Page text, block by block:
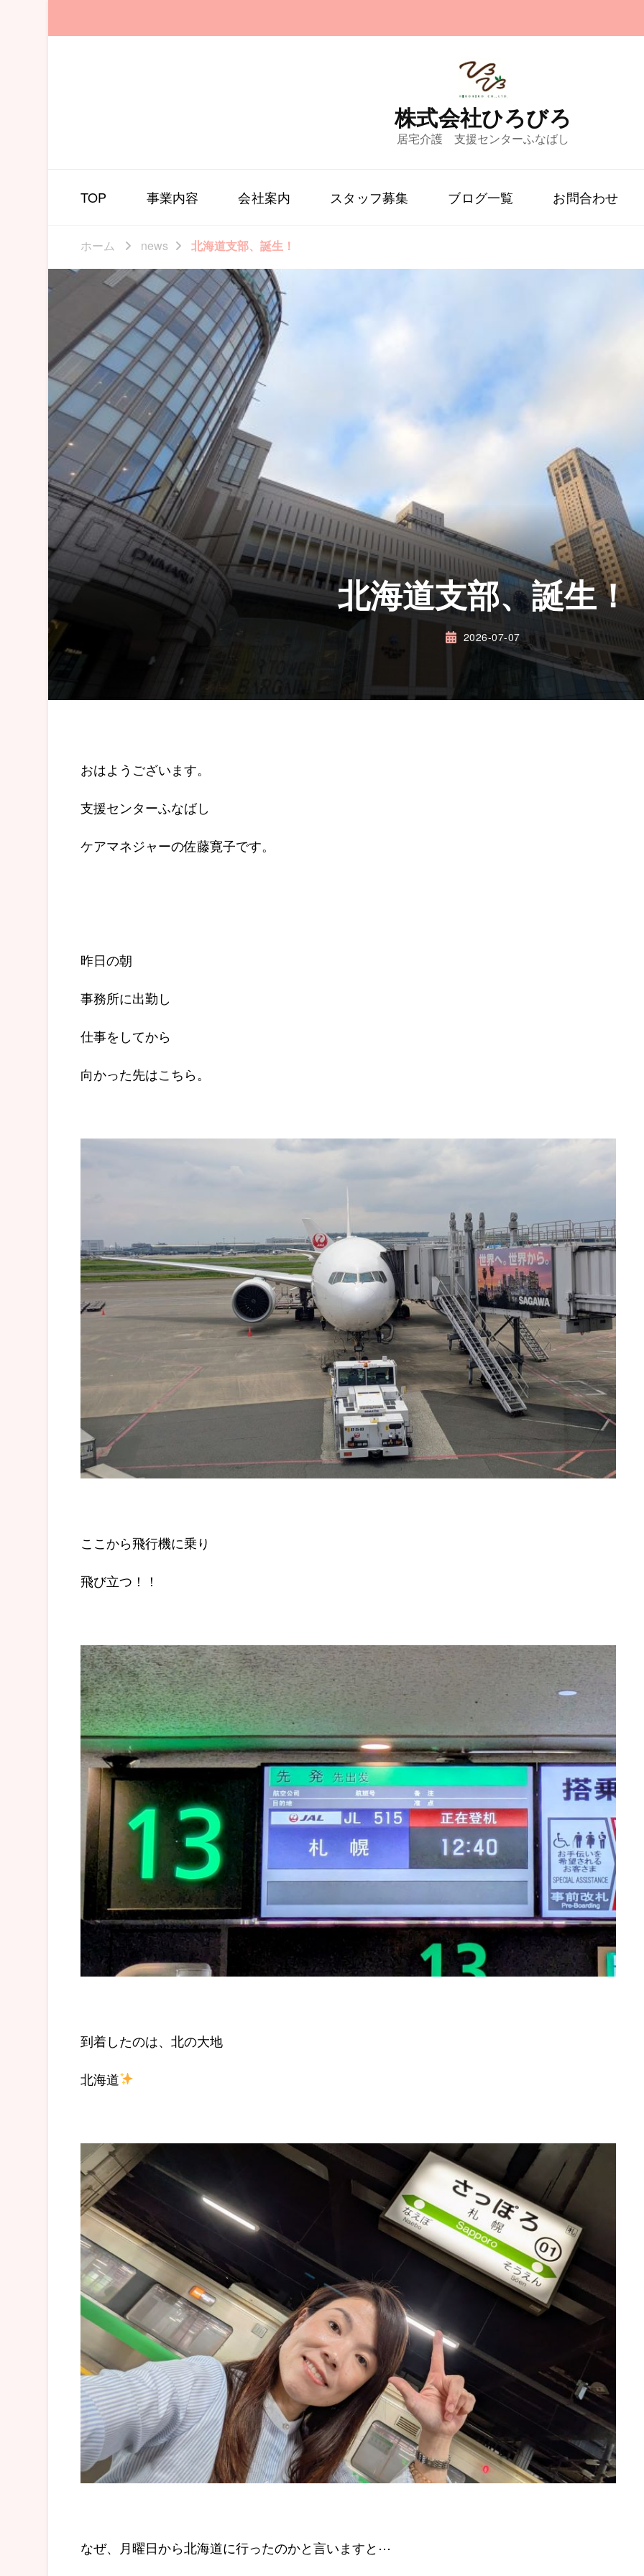
株式会社ひろびろ
居宅介護 支援センターふなばし
TOP 事業内容 会社案内 スタッフ募集 ブログ一覧 お問合わせ
ホーム news 北海道支部、誕生！
北海道支部、誕生！
2026-07-07
おはようございます。
支援センターふなばし
ケアマネジャーの佐藤寛子です。
昨日の朝
事務所に出勤し
仕事をしてから
向かった先はこちら。
ここから飛行機に乗り
飛び立つ！！
到着したのは、北の大地
北海道
なぜ、月曜日から北海道に行ったのかと言いますと⋯